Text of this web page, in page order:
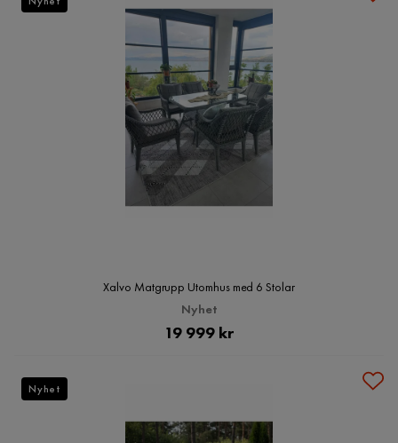
Xalvo Matgrupp Utomhus med 6 Stolar
Nyhet
Pris
19 999 kr
Nyhet